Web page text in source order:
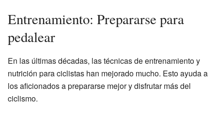
Entrenamiento: Prepararse para
pedalear
En las últimas décadas, las técnicas de entrenamiento y
nutrición para ciclistas han mejorado mucho. Esto ayuda a
los aficionados a prepararse mejor y disfrutar más del
ciclismo.